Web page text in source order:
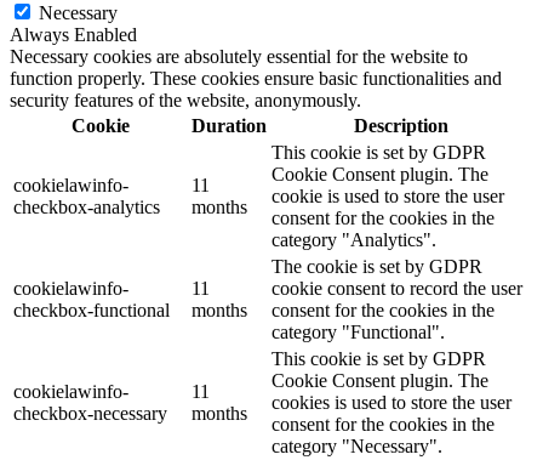
Necessary
Always Enabled
Necessary cookies are absolutely essential for the website to
function properly. These cookies ensure basic functionalities and
security features of the website, anonymously.
Cookie
Duration Description
cookielawinfo-
checkbox-analytics
11
months
This cookie is set by GDPR
Cookie Consent plugin. The
cookie is used to store the user
consent for the cookies in the
category "Analytics".
cookielawinfo-
checkbox-functional
11
months
The cookie is set by GDPR
cookie consent to record the user
consent for the cookies in the
category "Functional".
cookielawinfo-
checkbox-necessary
11
months
This cookie is set by GDPR
Cookie Consent plugin. The
cookies is used to store the user
consent for the cookies in the
category "Necessary".